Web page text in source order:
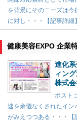
を背景にそのニーズは
に対し・・・【記事詳細】
健康美容EXPO 企業
進化
ィン
株式
ポスト
速を余儀なくされたイン
がみえつつある・・・【